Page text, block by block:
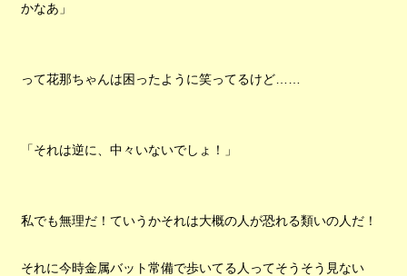
かなあ」
って花那ちゃんは困ったように笑ってるけど……
「それは逆に、中々いないでしょ！」
私でも無理だ！ていうかそれは大概の人が恐れる類いの人だ！
それに今時金属バット常備で歩いてる人ってそうそう見ない